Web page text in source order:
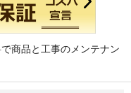
商品と工事のメンテナン